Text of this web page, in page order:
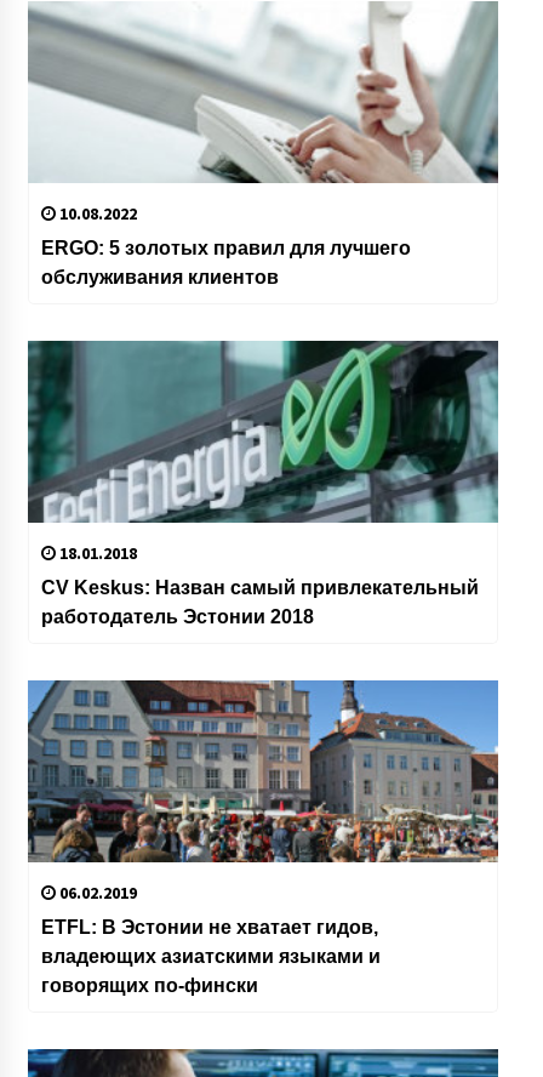
10.08.2022
ERGO: 5 золотых правил для лучшего
обслуживания клиентов
18.01.2018
CV Keskus: Назван самый привлекательный
работодатель Эстонии 2018
06.02.2019
ETFL: В Эстонии не хватает гидов,
владеющих азиатскими языками и
говорящих по-фински